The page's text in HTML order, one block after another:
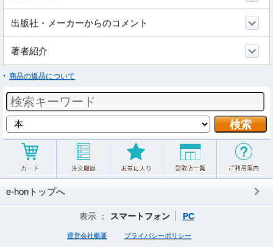
出版社・メーカーからのコメント
著者紹介
商品の返品について
e-honトップへ
表示 ： スマートフォン PC
運営会社概要 プライバシーポリシー